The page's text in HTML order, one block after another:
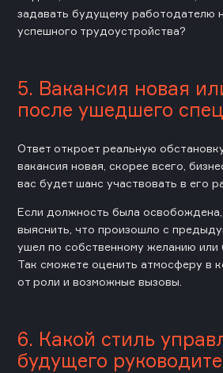
задавать будущему работодателю
успешного трудоустройства?
5. Вакансия новая
после ушедшего
Ответ откроет реальную
вакансия новая, скорее всего,
вас будет шанс участвовать в его
Если должность была
выяснить, что произошло с
ушел по собственному желанию или
Так сможете оценить атмосферу в
от роли и возможные вызовы.
6. Какой стиль
будущего